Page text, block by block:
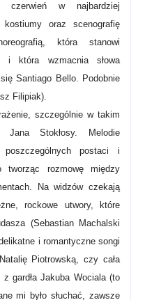
w najbardziej
oraz scenografię
która stanowi
i która wzmacnia słowa
Santiago Bello. Podobnie
Filipiak).
szczególnie w takim
Jana Stokłosy. Melodie
postaci i
tworząc rozmowę między
Na widzów czekają
rockowe utwory, które
(Sebastian Machalski
i romantyczne songi
Piotrowską, czy cała
gardła Jakuba Wociala (to
mi było słuchać, zawsze